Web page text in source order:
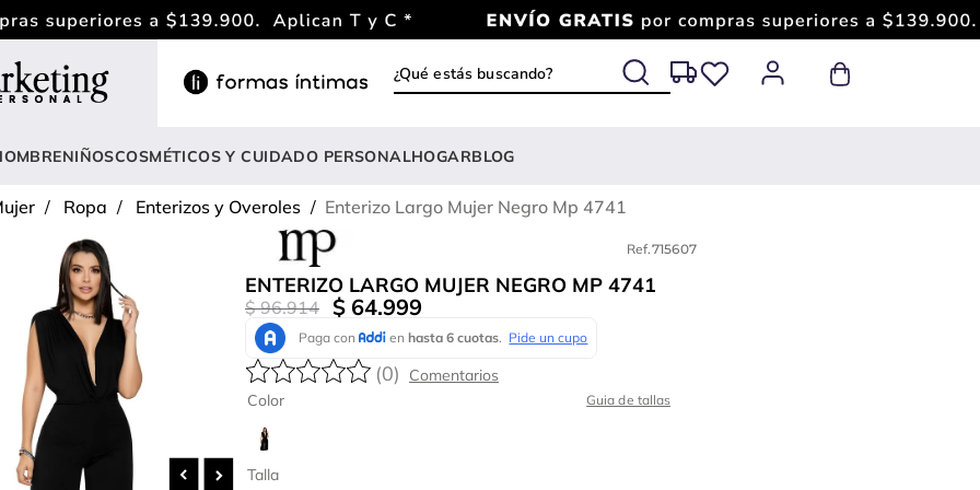
¿Qué estás buscando?
NIÑOSCOSMÉTICOS Y CUIDADO PERSONALHOGARBLOG
Ropa Enterizos y Overoles Enterizo Largo Mujer Negro Mp 4741
Ref.715607
ENTERIZO LARGO MUJER NEGRO MP 4741
$ 96.914 $ 64.999
(0)
Talla
Color Guia de tallas
vestido
short
conjunto
panties